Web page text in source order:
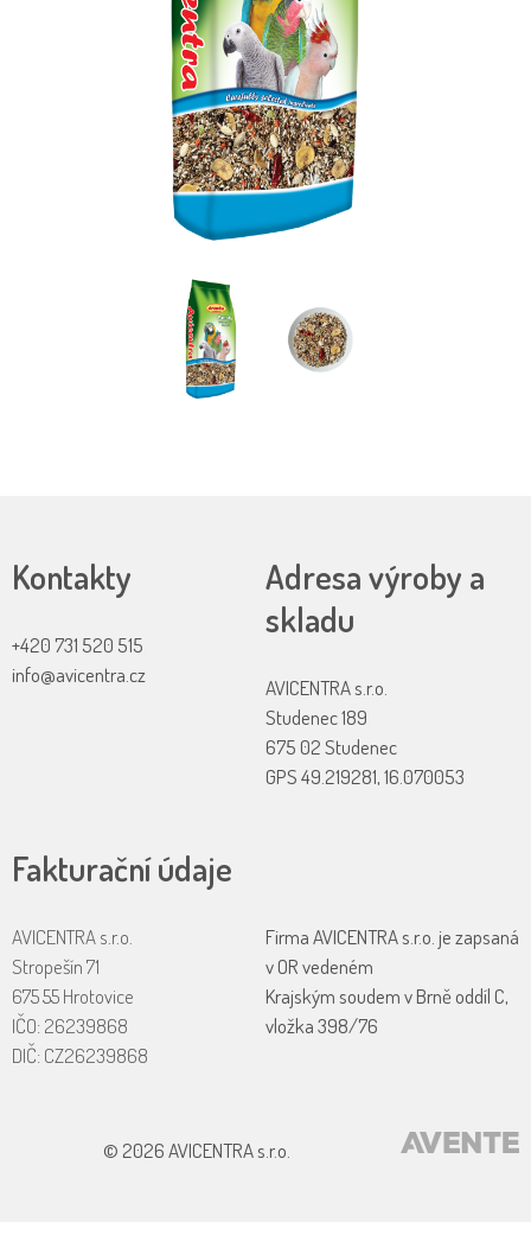
Kontakty
+420 731 520 515
info@avicentra.cz
Adresa výroby a
skladu
AVICENTRA s.r.o.
Studenec 189
675 02 Studenec
GPS 49.219281, 16.070053
Fakturační údaje
AVICENTRA s.r.o.
Stropešín 71
675 55 Hrotovice
IČO: 26239868
DIČ: CZ26239868
Firma AVICENTRA s.r.o. je zapsaná
v OR vedeném
Krajským soudem v Brně oddíl C,
vložka 398/76
© 2026 AVICENTRA s.r.o. Tvorba webových stránek